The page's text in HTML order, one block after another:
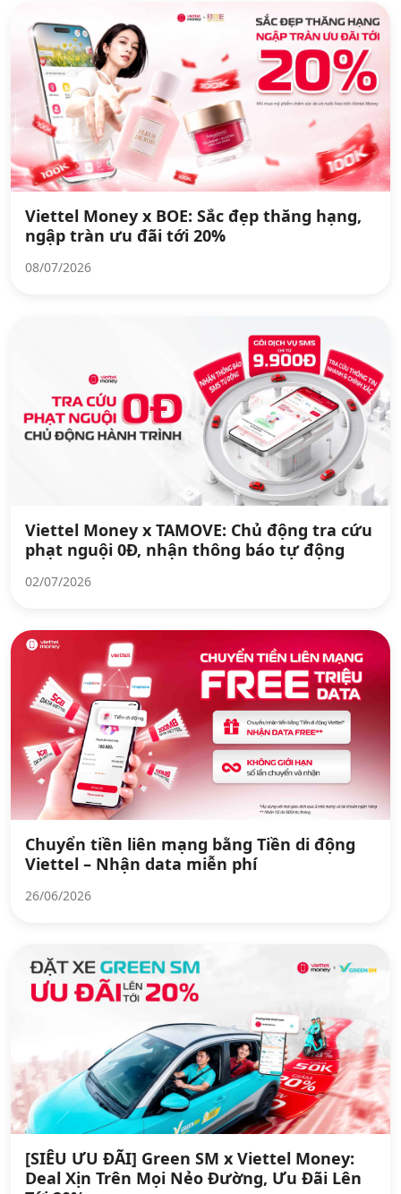
Viettel Money x BOE: Sắc đẹp thăng hạng,
ngập tràn ưu đãi tới 20%
08/07/2026
Viettel Money x TAMOVE: Chủ động tra cứu
phạt nguội 0Đ, nhận thông báo tự động
02/07/2026
Chuyển tiền liên mạng bằng Tiền di động
Viettel – Nhận data miễn phí
26/06/2026
[SIÊU ƯU ĐÃI] Green SM x Viettel Money:
Deal Xịn Trên Mọi Nẻo Đường, Ưu Đãi Lên